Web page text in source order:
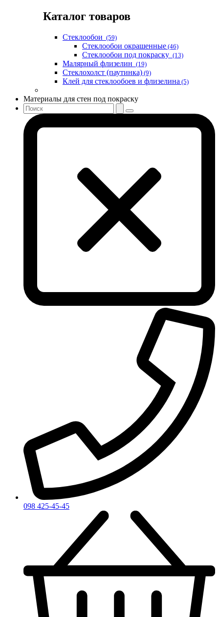
Каталог товаров
Стеклообои (59)
Стеклообои окрашенные (46)
Стеклообои под покраску (13)
Малярный флизелин (19)
Стеклохолст (паутинка) (9)
Клей для стеклообоев и флизелина (5)
Материалы для стен под покраску
098 425-45-45